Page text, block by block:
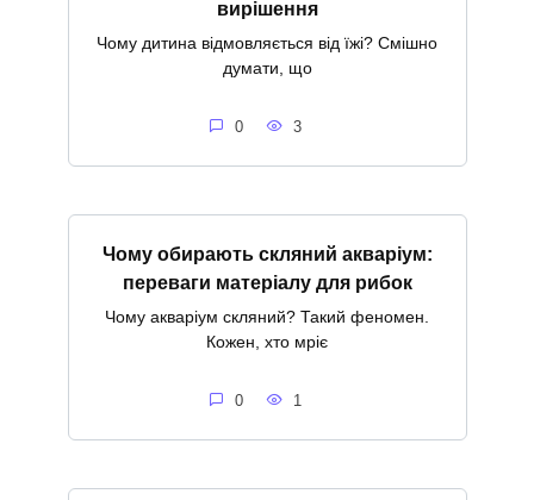
вирішення
Чому дитина відмовляється від їжі? Смішно
думати, що
0 3
Чому обирають скляний акваріум:
переваги матеріалу для рибок
Чому акваріум скляний? Такий феномен.
Кожен, хто мріє
0 1